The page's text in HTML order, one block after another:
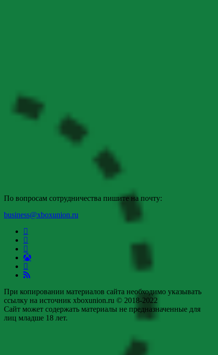
По вопросам сотрудничества пишите на почту:
business@xboxunion.ru
При копировании материалов сайта необходимо указывать
ссылку на источник xboxunion.ru © 2018-2022
Сайт может содержать материалы не предназначенные для
лиц младше 18 лет.